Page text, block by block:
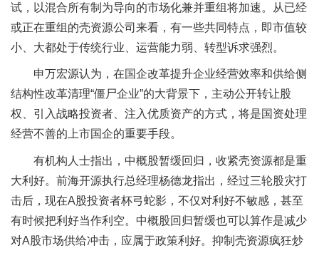
试，以混合所有制为导向的市场化兼并重组将加速。从已经
或正在重组的壳资源公司来看，有一些共同特点，即市值较
小、大都处于传统行业、运营能力弱、转型诉求强烈。
申万宏源认为，在国企改革提升企业经营效率和供给侧
结构性改革清理“僵尸企业”的大背景下，主动公开转让股
权、引入战略投资者、注入优质资产的方式，将是国资处理
经营不善的上市国企的重要手段。
有机构人士指出，中概股暂缓回归，收紧壳资源都是重
大利好。前海开源执行总经理杨德龙指出，经过三轮股灾打
击后，现在A股投资者杯弓蛇影，不仅对利好不敏感，甚至
有时候把利好当作利空。中概股回归暂缓也可以算作是减少
对A股市场供给冲击，应属于政策利好。抑制壳资源疯狂炒